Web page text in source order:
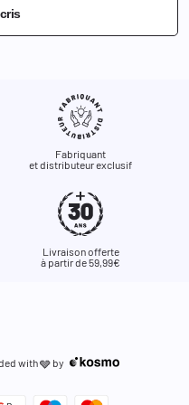
Fabriquant
et distributeur exclusif
Livraison offerte
à partir de 59,99€
with🩶 by